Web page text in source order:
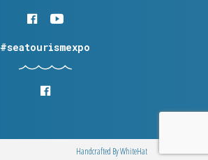
#seatourismexpo
Handcrafted ByWhiteΗat